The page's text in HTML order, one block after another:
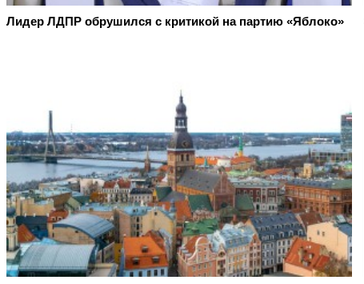
Лидер ЛДПР обрушился с критикой на партию «Яблоко»